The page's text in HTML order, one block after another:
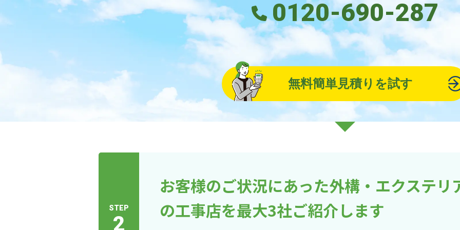
0120-690-287
無料簡単見積りを試す
STEP
2
お客様のご状況にあった外構・エクステリ
の工事店を最大3社ご紹介します